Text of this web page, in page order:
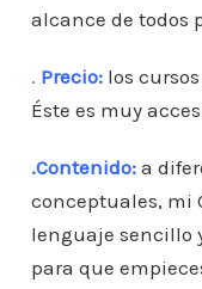
alcance de todos
. Precio:los cursos
Éste es muy
.Contenido:a
conceptuales, mi
lenguaje sencillo
para que